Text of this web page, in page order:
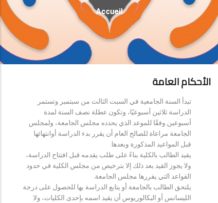
D'Ariane
Accueil
الأحكام العامة
تبدأ السنة الجامعية في السبت الثالث من سبتمبر وتستمر
الدراسة ثلاثين أسبوعيًا، وتكون عطلة نصف السنة لمدة
أسبوعين وفقًا للموعد الذي يحدده مجلس الجامعة، ولمجلس
الجامعة مراعاة للصالح العام أن يقرر بدء الدراسة أوانتهائها
قبل المواعيد المذكورة وبعدها.
يقيد الطالب بالكلية بناءً على طلب يقدمه قبل افتتاح الدراسة،
ولا يجوز القيد بعد ذلك إلا بترخيص من مجلس الكلية في حدود
القواعد التي يقررها مجلس الجامعة.
يلتحق الطالب بالجامعة أو يتابع الدراسة بها للحصول على درجة
الليسانس أو البكالوريوس أن يقيد اسمه بإحدى الكليات، ولا